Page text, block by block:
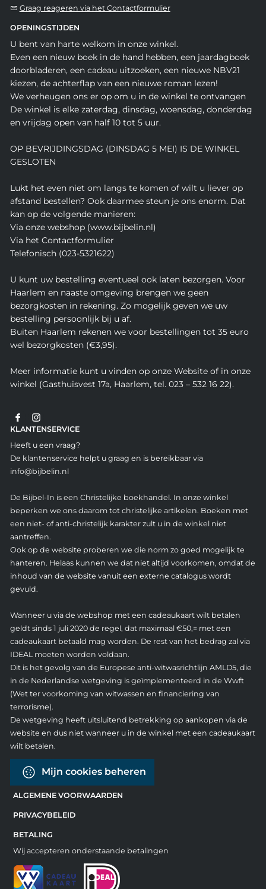
Graag reageren via het Contactformulier
OPENINGSTIJDEN
U bent van harte welkom in onze winkel.
Even een nieuw boek in de hand hebben, een jaardagboek
doorbladeren, een cadeau uitzoeken, een nieuwe NBV21
kiezen, de achterflap van een nieuwe roman lezen!
We verheugen ons er op om u in de winkel te ontvangen
De winkel is elke zaterdag, dinsdag, woensdag, donderdag
en vrijdag open van half 10 tot 5 uur.
OP BEVRIJDINGSDAG (DINSDAG 5 MEI) IS DE WINKEL
GESLOTEN
Lukt het even niet om langs te komen of wilt u liever op
afstand bestellen? Ook daarmee steun je ons enorm. Dat
kan op de volgende manieren:
Via onze webshop (www.bijbelin.nl)
Via het Contactformulier
Telefonisch (023-5321622)
U kunt uw bestelling eventueel ook laten bezorgen. Voor
Haarlem en naaste omgeving brengen we geen
bezorgkosten in rekening. Zo mogelijk geven we uw
bestelling persoonlijk bij u af.
Buiten Haarlem rekenen we voor bestellingen tot 35 euro
wel bezorgkosten (€3,95).
Meer informatie kunt u vinden op onze Website of in onze
winkel (Gasthuisvest 17a, Haarlem, tel. 023 – 532 16 22).
KLANTENSERVICE
Heeft u een vraag?
De klantenservice helpt u graag en is bereikbaar via
info@bijbelin.nl
De Bijbel-In is een Christelijke boekhandel. In onze winkel
beperken we ons daarom tot christelijke artikelen. Boeken met
een niet- of anti-christelijk karakter zult u in de winkel niet
aantreffen.
Ook op de website proberen we die norm zo goed mogelijk te
hanteren. Helaas kunnen we dat niet altijd voorkomen, omdat de
inhoud van de website vanuit een externe catalogus wordt
gevuld.
Wanneer u via de webshop met een cadeaukaart wilt betalen
geldt sinds 1 juli 2020 de regel, dat maximaal €50,= met een
cadeaukaart betaald mag worden. De rest van het bedrag zal via
IDEAL moeten worden voldaan.
Dit is het gevolg van de Europese anti-witwasrichtlijn AMLD5, die
in de Nederlandse wetgeving is geïmplementeerd in de Wwft
(Wet ter voorkoming van witwassen en financiering van
terrorisme).
De wetgeving heeft uitsluitend betrekking op aankopen via de
website en dus niet wanneer u in de winkel met een cadeaukaart
wilt betalen.
Mijn cookies beheren
ALGEMENE VOORWAARDEN
PRIVACYBELEID
BETALING
Wij accepteren onderstaande betalingen